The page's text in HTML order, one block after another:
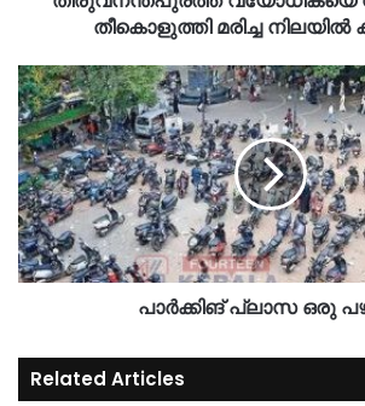
തീകൊളുത്തി മരിച്ച നിലയിൽ
പാർക്കിങ് പ്ലാസ ഒരു
Related Articles